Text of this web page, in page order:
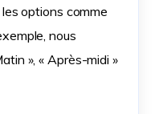
options comme
nous
», « Après-midi »